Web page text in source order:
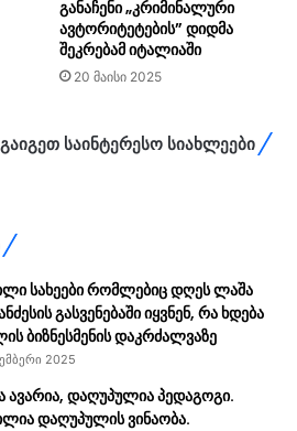
განაჩენი „კრიმინალური
ავტორიტეტების” დიდმა
შეკრებამ იტალიაში
20 მაისი 2025
საინტერესო სიახლეები
სახეები რომლებიც დღეს ლაშა
გასვენებაში იყვნენ, რა ხდება
ბიზნესმენის დაკრძალვაზე
2025
ავარია, დაღუპულია პედაგოგი.
დაღუპულის ვინაობა.